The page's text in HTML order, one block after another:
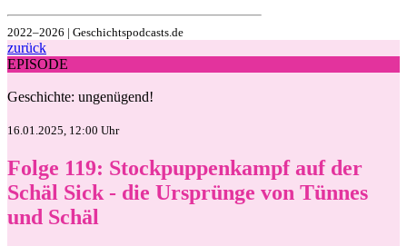
2022–2026 | Geschichtspodcasts.de
zurück
EPISODE
Geschichte: ungenügend!
16.01.2025, 12:00 Uhr
Folge 119: Stockpuppenkampf auf der
Schäl Sick - die Ursprünge von Tünnes
und Schäl